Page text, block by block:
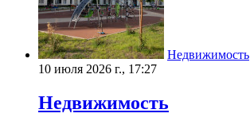
Недвижимость
10 июля 2026 г., 17:27
Недвижимость